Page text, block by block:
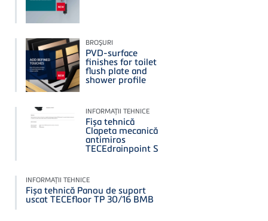
BROŞURI
PVD-surface
finishes for toilet
flush plate and
shower profile
INFORMAŢII TEHNICE
Fișa tehnică
Clapeta mecanică
antimiros
TECEdrainpoint S
INFORMAŢII TEHNICE
Fișa tehnică Panou de suport
uscat TECEfloor TP 30/16 BMB